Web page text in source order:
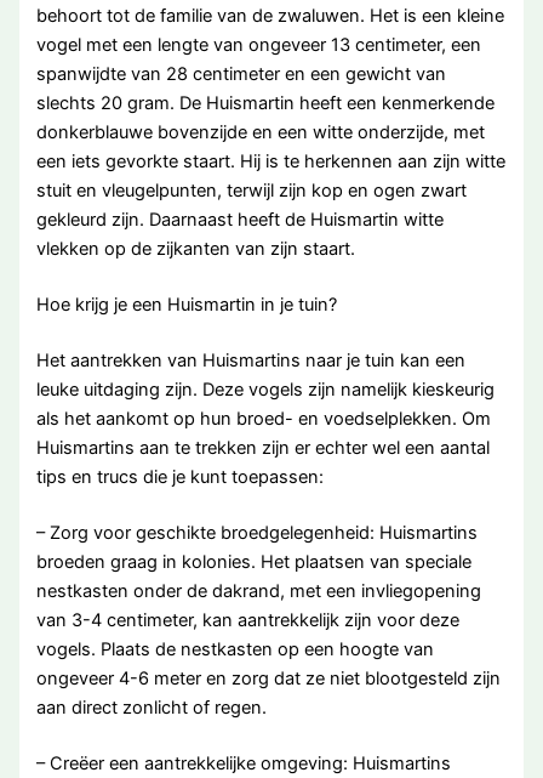
behoort tot de familie van de zwaluwen. Het is een kleine
vogel met een lengte van ongeveer 13 centimeter, een
spanwijdte van 28 centimeter en een gewicht van
slechts 20 gram. De Huismartin heeft een kenmerkende
donkerblauwe bovenzijde en een witte onderzijde, met
een iets gevorkte staart. Hij is te herkennen aan zijn witte
stuit en vleugelpunten, terwijl zijn kop en ogen zwart
gekleurd zijn. Daarnaast heeft de Huismartin witte
vlekken op de zijkanten van zijn staart.
Hoe krijg je een Huismartin in je tuin?
Het aantrekken van Huismartins naar je tuin kan een
leuke uitdaging zijn. Deze vogels zijn namelijk kieskeurig
als het aankomt op hun broed- en voedselplekken. Om
Huismartins aan te trekken zijn er echter wel een aantal
tips en trucs die je kunt toepassen:
– Zorg voor geschikte broedgelegenheid: Huismartins
broeden graag in kolonies. Het plaatsen van speciale
nestkasten onder de dakrand, met een invliegopening
van 3-4 centimeter, kan aantrekkelijk zijn voor deze
vogels. Plaats de nestkasten op een hoogte van
ongeveer 4-6 meter en zorg dat ze niet blootgesteld zijn
aan direct zonlicht of regen.
– Creëer een aantrekkelijke omgeving: Huismartins